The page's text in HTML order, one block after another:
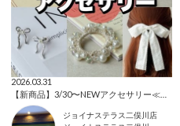
2026.03.31
【新商品】3/30〜NEWアクセサリー≪レース≫
ジョイナステラス二俣川店